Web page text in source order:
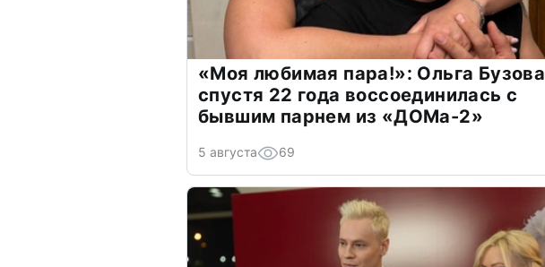
«Моя любимая пара!»: Ольга Бузова
спустя 22 года воссоединилась с
бывшим парнем из «ДОМа-2»
5 августа 69